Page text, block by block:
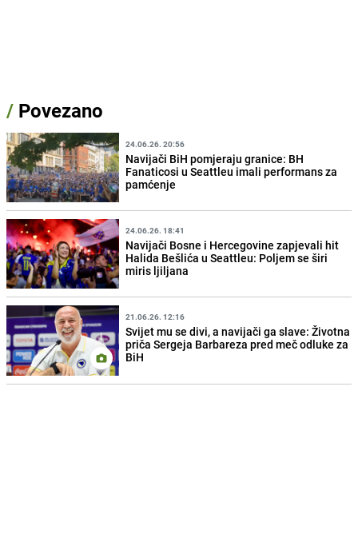
/ Povezano
24.06.26. 20:56
Navijači BiH pomjeraju granice: BH
Fanaticosi u Seattleu imali performans za
pamćenje
24.06.26. 18:41
Navijači Bosne i Hercegovine zapjevali hit
Halida Bešlića u Seattleu: Poljem se širi
miris ljiljana
21.06.26. 12:16
Svijet mu se divi, a navijači ga slave: Životna
priča Sergeja Barbareza pred meč odluke za
BiH